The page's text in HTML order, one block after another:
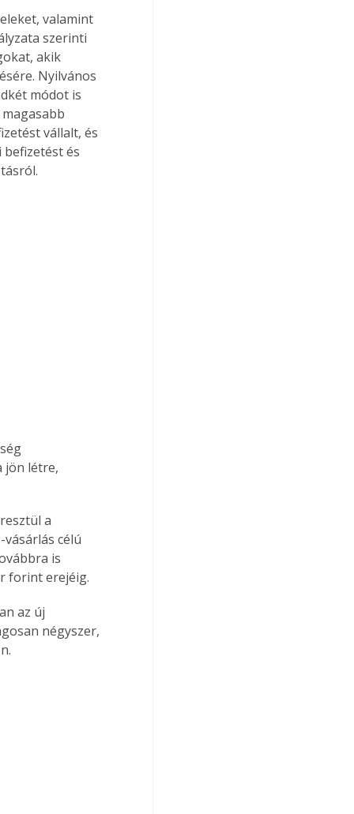
valamint
szerinti
akik
Nyilvános
módot is
vállalt, és
és
jön létre,
a
célú
is
forint erejéig.
az új
négyszer,